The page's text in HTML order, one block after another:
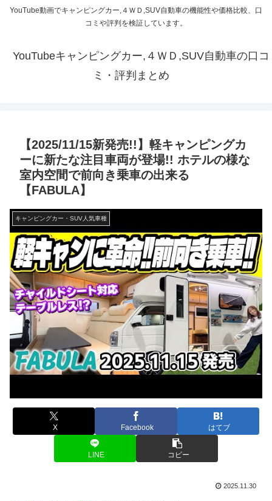
YouTube動画でキャンピングカー,４ＷＤ,SUV自動車の機能性や価格比較、口
コミや評判を検証しています。
YouTubeキャンピングカー,４ＷＤ,SUV自動車の口コ
ミ・評判まとめ
【2025/11/15新発売!!】軽キャンピングカ
ーに新たな注目車両が登場!! ホテルの様な
室内空間で前向き乗車の出来る
【FABULA】
キャンピングカー・SUV人気車種
X Facebook はてブ
LINE コピー
2025.11.30